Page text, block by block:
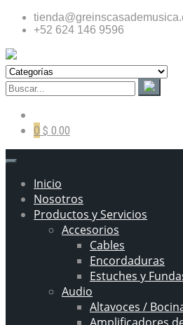
+52 624 146 9596
0 $ 0.00
Inicio
Nosotros
Productos y Servicios
Accesorios
Cables
Encordaduras
Estuches y
Audio
Altavoces /